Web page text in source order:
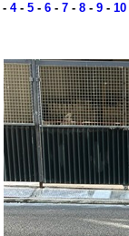
- 4- 5 - 6 - 7 - 8 - 9 - 10